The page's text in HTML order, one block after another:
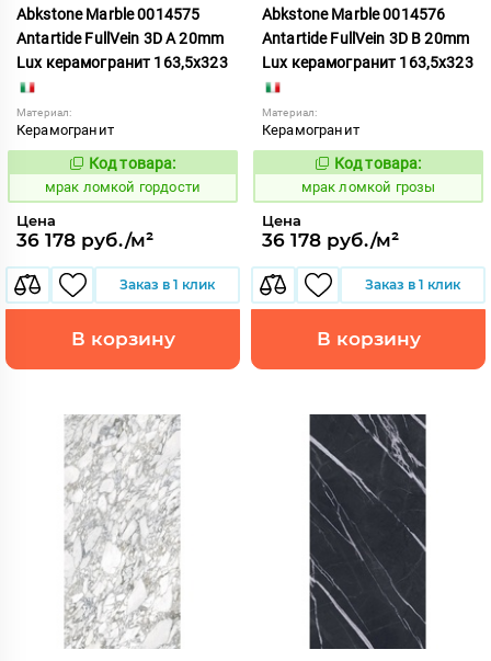
Abkstone Marble 0014575
Antartide FullVein 3D A 20mm
Lux керамогранит 163,5x323
Материал:
Керамогранит
1052893
Код товара:
мрак ломкой гордости
Цена
36 178 руб./м²
Заказ в 1 клик
В корзину
Abkstone Marble 0014576
Antartide FullVein 3D B 20mm
Lux керамогранит 163,5x323
Материал:
Керамогранит
1052894
Код товара:
мрак ломкой грозы
Цена
36 178 руб./м²
Заказ в 1 клик
В корзину